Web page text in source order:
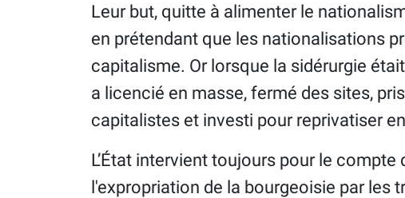
Leur but, quitte à alimenter le
en prétendant que les nationalisations
capitalisme. Or lorsque la sidérurgie
a licencié en masse, fermé des sites,
capitalistes et investi pour reprivatiser
L’État intervient toujours pour le
l'expropriation de la bourgeoisie par les